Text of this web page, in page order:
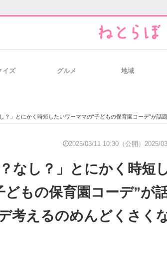
IT製品の技術・比較・事例
イズ グルメ 地域
」とにかく時短したいワーママの“子どもの保育園コーデ”が話題 「毎朝コーデ考える
2025/03/11 10:30（公開） 2025/
なし？」とにかく時短
どもの保育園コーデ”が
考えるのめんどくさく